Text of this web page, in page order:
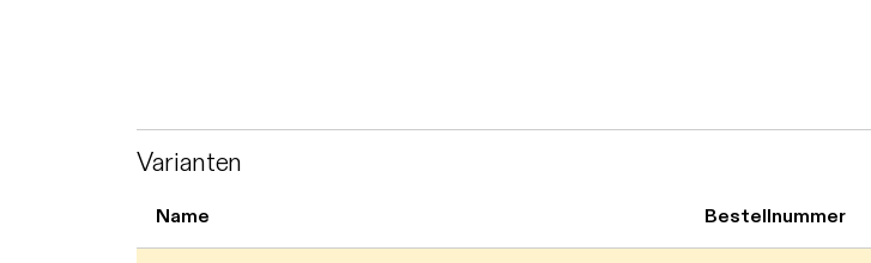
Varianten
Name Bestellnummer